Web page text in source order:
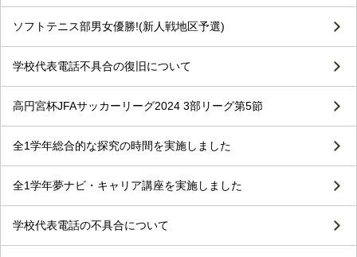
ソフトテニス部男女優勝!(新人戦地区予選)
学校代表電話不具合の復旧について
高円宮杯JFAサッカーリーグ2024 3部リーグ第5節
全1学年総合的な探究の時間を実施しました
全1学年夢ナビ・キャリア講座を実施しました
学校代表電話の不具合について